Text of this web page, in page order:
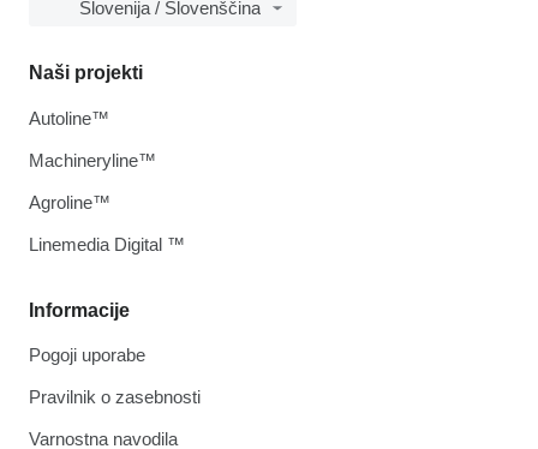
Slovenija / Slovenščina
Informacije
Pogoji uporabe
Pravilnik o zasebnosti
Varnostna navodila
Naši projekti
Autoline™
Machineryline™
Agroline™
Linemedia Digital ™